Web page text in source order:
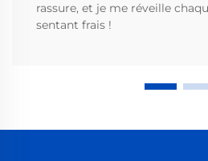
rassure, et je me réveille
sentant frais !